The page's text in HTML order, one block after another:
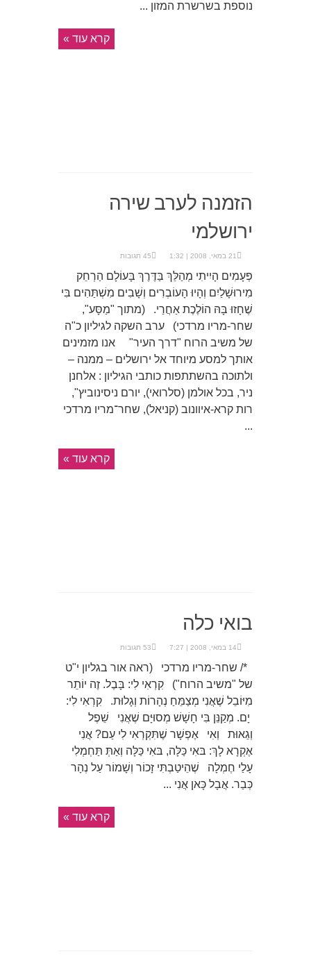
נוספת בשרשרת המזון ...
קרא עוד »
הזמנה לערב שירה
ירושלמי
21 במאי, 2008 | 1:32 45 תגובות
פְּעָמִים הָיִיתִי מְהַלֵּךְ בַּדֶּרֶךְ בָּעוֹלָם הַרְחֵק
מִירוּשָׁלַיִם וְהָיוּ הָעוֹבְרִים וְשָׁבִים מִשְׁתַּהִים בִּי
שֶׁחָזוּ בָּהּ הוֹלֶכֶת אַחֲרַי. (מתוך "מַסָּע",
שחר-מריו מרדכי) ערב השקה לגיליון כ"ה
של משיב הרוח "דרך העיר" אנו מזמינים
אותך למסע מיוחד אל ירושלים – ממנה –
ולתוכה בהשתתפות כותבי הגיליון : אלחנן
ניר, בכל אולמן (סלרואי), יורם ניסינוביץ",
רות קרא-איוונוב (קניאל), שחר־מריו מרדכי
...
קרא עוד »
בואי כלה
14 במאי, 2008 | 7:27 53 תגובות
*/ שחר-מריו מרדכי (ראה אור בגליון י"ט
של "משיב הרוח") קִרְאִי לִי: בָּבֶל. זֶה יוֹתֵר
מִיּוֹבֵל שֶׁאֲנִי מְצַמֵּחַ נְהָרוֹת וְגָלוּת. קִרְאִי לִי:
יָם. מְקַנֵּן בִּי חָשָׁשׁ מְסוּיָּם שֶׁאֲנִי שֵׁפֶל
וְגֵאוּת וְאִי אֶפְשָׁר שֶׁתִּקְרְאִי לִי עַם? אֲנִי
אֶקְרָא לָךְ: בּאִי כַּלָּה, בּאִי כַּלָּה וְאַתְּ תַּחְמְלִי
עָלַי חֶמְלָה שֶׁהֵיטַבְתִּי זָכוֹר וְשָׁמוֹר עַל נְהָר
כְּבַר. אֲבָל כָּאן אֲנִי ...
קרא עוד »